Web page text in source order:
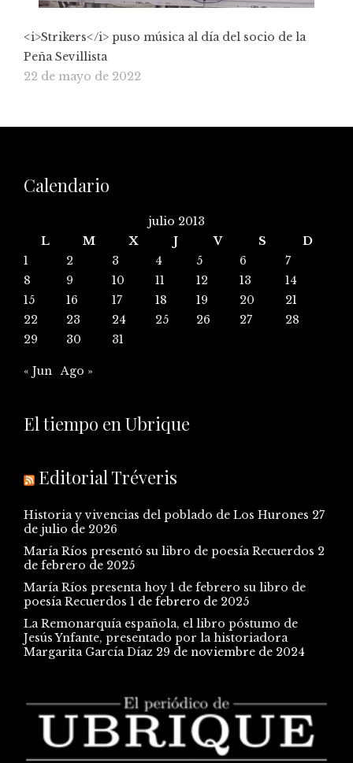
<i>Strikers</i> puso música al día del socio de la
Peña Sevillista
22 de mayo de 2022
Calendario
julio 2013
L
M X J V S
D
1
2 3 4 5 6
7
8
9 10 11 12 13
14
15
16 17 18 19 20
21
22
23 24 25 26 27
28
29
30 31
« Jun Ago »
El tiempo en Ubrique
Editorial Tréveris
Historia y vivencias del poblado de Los Hurones 27
de julio de 2026
María Ríos presentó su libro de poesía Recuerdos 2
de febrero de 2025
María Ríos presenta hoy 1 de febrero su libro de
poesía Recuerdos 1 de febrero de 2025
La Remonarquía española, el libro póstumo de
Jesús Ynfante, presentado por la historiadora
Margarita García Díaz 29 de noviembre de 2024